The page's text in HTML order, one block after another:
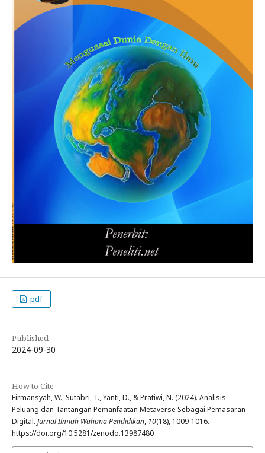
pdf
Published
2024-09-30
How to Cite
Firmansyah, W., Sutabri, T., Yanti, D., & Pratiwi, N. (2024). Analisis
Peluang dan Tantangan Pemanfaatan Metaverse Sebagai Pemasaran
Digital. Jurnal Ilmiah Wahana Pendidikan, 10(18), 1009-1016.
https://doi.org/10.5281/zenodo.13987480